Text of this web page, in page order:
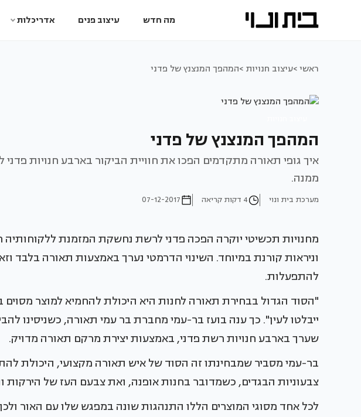
מה חדש עיצוב פנים אדריכלות
ראשי >עיצוב חנויות >המהפך המנצנץ של פדני
המהפך המנצנץ של פדני
איך גופי תאורה מתקדמים הפכו את חוויית הביקור בארבע חנויות
ממנה.
מערכת בית ונוי 4 דקות קריאה 07-12-2017
מחנויות תכשיטי יוקרה הפכה פדני לרשת נחשקת המזמנת ללקוחותיה
וניראות קורנת במיוחד. השינוי הדרמטי נערך באמצעות תאורה בלבד
להתפעלות.
"הסוד הגדול בבחירת תאורה לחנות היא היכולת להחמיא למוצר
ייבלטו לעין". כך ענה בועז בר-עמי מחברת בר עמי תאורה, כשניסינו
שערך בארבע חנויות רשת פדני, באמצעות יצירת מרקם תאורה מדויק.
בר-עמי מסביר שמבחינתו זה הסוד של איש תאורה מקצועי, היכולת
צבעוניות הבגדים, כשמדובר בחנות אופנה, ואת צבעם העז של הירקות
לכל אחד מסוגי המוצרים הללו התנהגות שונה במפגש שלו עם האור